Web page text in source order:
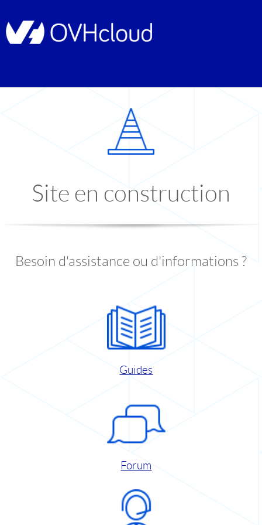
Site en construction
Besoin d'assistance ou d'informations ?
Guides
Forum